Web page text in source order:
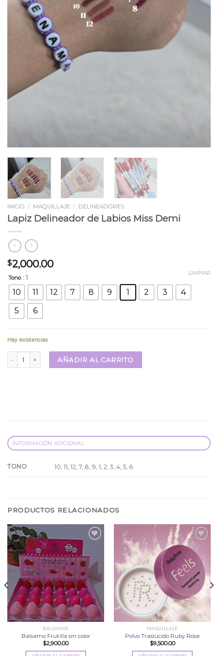
INICIO / MAQUILLAJE / DELINEADORES
Lapiz Delineador de Labios Miss Demi
$2,000.00
Tono : 1
10 11 12 7 8 9 1 2 3
4
5
6
LIMPIAR
Hay existencias
Lapiz Delineador de Labios Miss Demi cantidad
AÑADIR AL CARRITO
INFORMACIÓN ADICIONAL
TONO 10, 11, 12, 7, 8, 9, 1, 2, 3, 4, 5, 6
PRODUCTOS RELACIONADOS
Añadir
a la
de
deseos
BALSAMOS
Balsamo Frutilla sin color
$2,900.00
Añadir
a la
lista
de
deseos
MAQUILLAJE
Polvo Traslúcido Ruby Rose
$9,500.00